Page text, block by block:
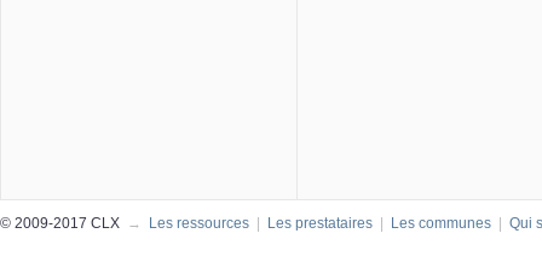
© 2009-2017 CLX → Les ressources | Les prestataires | Les communes | Qui